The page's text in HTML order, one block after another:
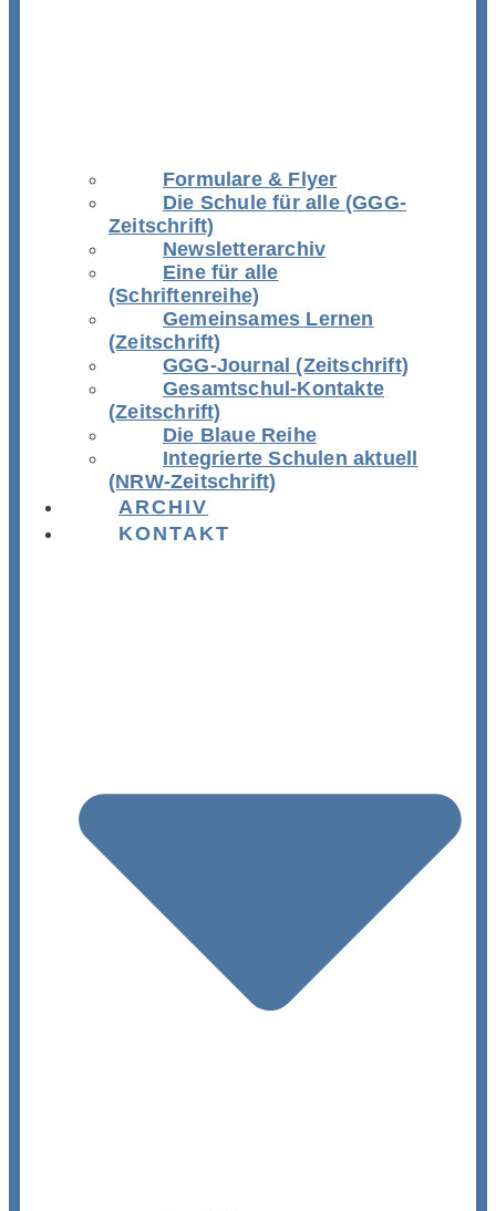
Formulare & Flyer
Die Schule für alle (GGG-
Zeitschrift)
Newsletterarchiv
Eine für alle
(Schriftenreihe)
Gemeinsames Lernen
(Zeitschrift)
GGG-Journal (Zeitschrift)
Gesamtschul-Kontakte
(Zeitschrift)
Die Blaue Reihe
Integrierte Schulen aktuell
(NRW-Zeitschrift)
ARCHIV
KONTAKT